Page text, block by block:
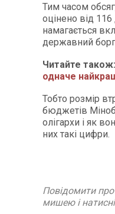
Тим часом
оцінено від
намагається
державний
Читайте також:
одначе
Тобто розмір
бюджетів
олігархи і як
них такі цифри.
Повідомити
мишею і